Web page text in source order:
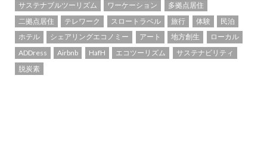
サステナブルツーリズム ワーケーション
多拠点居住
二拠点居住
テレワーク スロートラベル 旅行 体験
民泊
ホテル
シェアリングエコノミー アート 地方創生
ローカル
ADDress
Airbnb HafH エコツーリズム
サステナビリティ
脱炭素